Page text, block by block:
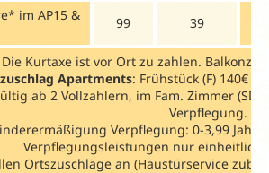
im AP15 &
99 39
Die Kurtaxe ist vor Ort zu zahlen.
Apartments: Frühstück (F) 140€
ab 2 Vollzahlern, im Fam. Zimmer
Verpflegung.
Verpflegung: 0-3,99 Jahre:
Verpflegungsleistungen nur einheitlich
Ortszuschläge an (Haustürservice